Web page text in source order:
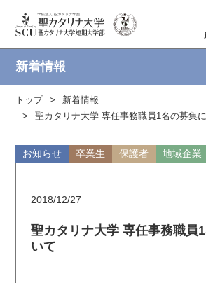
新着情報
トップ
新着情報
聖カタリナ大学 専任事務職員1名の募集
お知らせ 卒業生 保護者 地域企業
2018/12/27
聖カタリナ大学 専任事務職員
いて